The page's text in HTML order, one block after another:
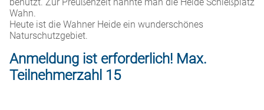
Wahn.
Heute ist die Wahner Heide ein wunderschönes
Naturschutzgebiet.
Anmeldung ist erforderlich! Max.
Teilnehmerzahl 15